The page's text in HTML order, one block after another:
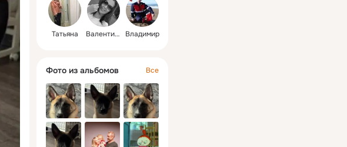
Татьяна Валентина Владимир
Фото из альбомов Все